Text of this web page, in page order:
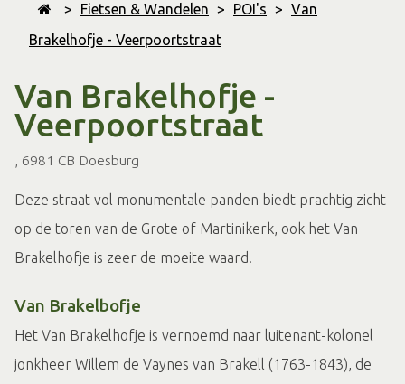
> Fietsen & Wandelen > POI's > Van
Brakelhofje - Veerpoortstraat
Van Brakelhofje -
Veerpoortstraat
, 6981 CB Doesburg
Deze straat vol monumentale panden biedt prachtig zicht
op de toren van de Grote of Martinikerk, ook het Van
Brakelhofje is zeer de moeite waard.
Van Brakelbofje
Het Van Brakelhofje is vernoemd naar luitenant-kolonel
jonkheer Willem de Vaynes van Brakell (1763-1843), de